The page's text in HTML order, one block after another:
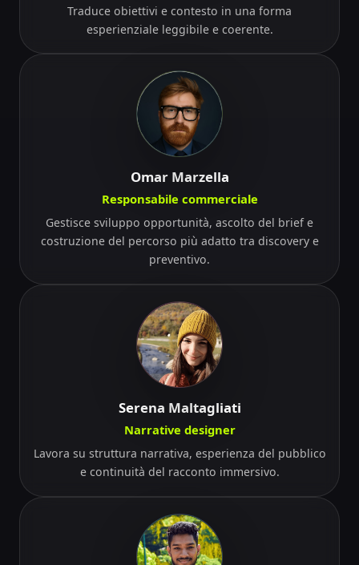
Traduce obiettivi e contesto in una forma
esperienziale leggibile e coerente.
Omar Marzella
Responsabile commerciale
Gestisce sviluppo opportunità, ascolto del brief e
costruzione del percorso più adatto tra discovery e
preventivo.
Serena Maltagliati
Narrative designer
Lavora su struttura narrativa, esperienza del pubblico
e continuità del racconto immersivo.